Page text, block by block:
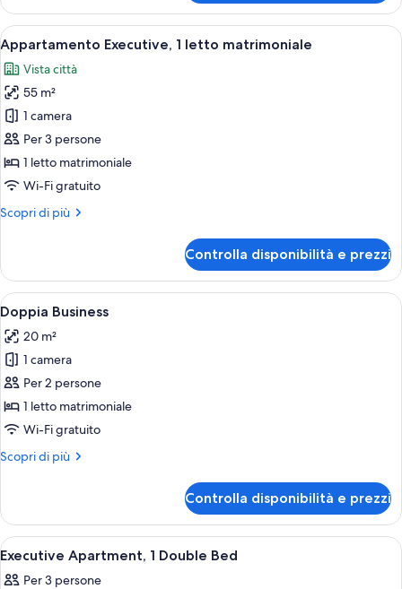
Family
Apartment,
2
Bedrooms
Apri
tutte
le
foto
per
Appartamento
Executive,
1
matrimoniale
Camera d'albergo con un divano
9
Appartamento Executive, 1 letto matrimoniale
Vista città
55 m²
1 camera
Per 3 persone
1 letto matrimoniale
Wi-Fi gratuito
Scopri di più
Altri
Executive,
letto
matrimoniale
Controlla disponibilità e prezzi
Apri
tutte
le
foto
per
Doppia
Business
Una camera d'hotel con un letto,
5
Doppia Business
20 m²
1 camera
Per 2 persone
1 letto matrimoniale
Wi-Fi gratuito
Scopri di più
Altri
Business
Controlla disponibilità e prezzi
Apri
tutte
Camera d'hotel con un letto grande,
8
Executive Apartment, 1 Double Bed
Per 3 persone